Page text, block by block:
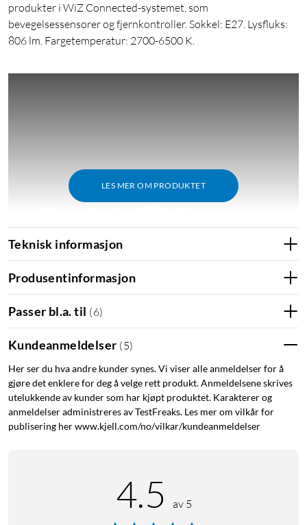
produkter i WiZ Connected-systemet, som
bevegelsessensorer og fjernkontroller. Sokkel: E27. Lysfluks:
806 lm. Fargetemperatur: 2700-6500 K.
LES MER OM PRODUKTET
Matter
I slutten av 2023 oppdateres WiZ-sortimentet med støtte for
Matter - en ny universell standard innen smarthjem. Matter
øker også kompatibiliteten mellom ulike merker og
standarder. Teksten vil også bli oppdatert når Matter blir
introdusert for WiZ-sortimentet.
WiZ Connected
Finner du en lysinnstilling som føles rett? Lagre den som en
snarvei, slik at du enkelt kan aktivere den på nytt senere.
Teknisk informasjon
Produsentinformasjon
Passer bl.a. til (6)
Kundeanmeldelser (5)
Her ser du hva andre kunder synes. Vi viser alle anmeldelser for å
gjøre det enklere for deg å velge rett produkt. Anmeldelsene skrives
utelukkende av kunder som har kjøpt produktet. Karakterer og
anmeldelser administreres av TestFreaks. Les mer om vilkår for
publisering her www.kjell.com/no/vilkar/kundeanmeldelser
4.5 av 5